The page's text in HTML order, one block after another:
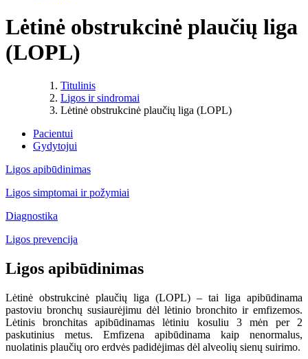
Lėtinė obstrukcinė plaučių liga
(LOPL)
Titulinis
Ligos ir sindromai
Lėtinė obstrukcinė plaučių liga (LOPL)
Pacientui
Gydytojui
Ligos apibūdinimas
Ligos simptomai ir požymiai
Diagnostika
Ligos prevencija
Ligos apibūdinimas
Lėtinė obstrukcinė plaučių liga (LOPL) – tai liga apibūdinama
pastoviu bronchų susiaurėjimu dėl lėtinio bronchito ir emfizemos.
Lėtinis bronchitas apibūdinamas lėtiniu kosuliu 3 mėn per 2
paskutinius metus. Emfizena apibūdinama kaip nenormalus,
nuolatinis plaučių oro erdvės padidėjimas dėl alveolių sienų suirimo.